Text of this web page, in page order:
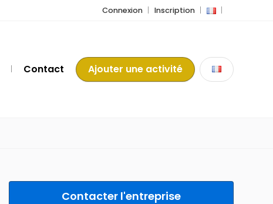
Connexion Inscription
Contact Ajouter une activité
Contacter l'entreprise